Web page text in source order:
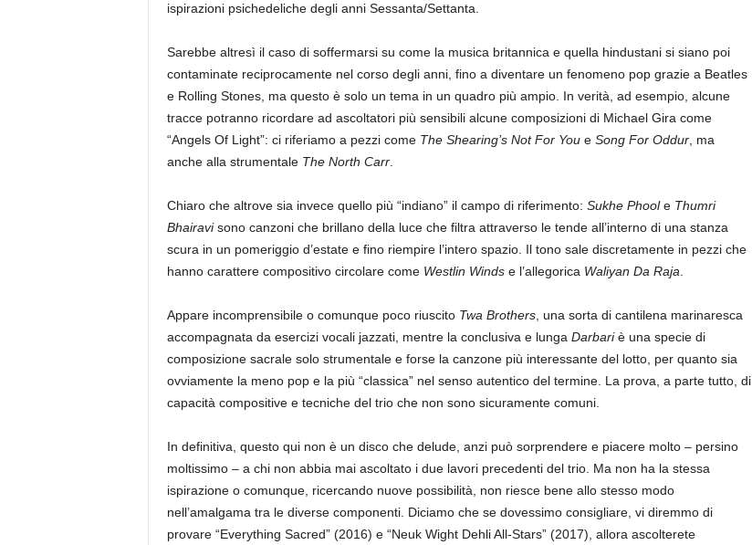
ispirazioni psichedeliche degli anni Sessanta/Settanta.
Sarebbe altresì il caso di soffermarsi su come la musica britannica e quella hindustani si siano poi
contaminate reciprocamente nel corso degli anni, fino a diventare un fenomeno pop grazie a Beatles
e Rolling Stones, ma questo è solo un tema in un quadro più ampio. In verità, ad esempio, alcune
tracce potranno ricordare ad ascoltatori più sensibili alcune composizioni di Michael Gira come
“Angels Of Light”: ci riferiamo a pezzi come The Shearing’s Not For Youe Song For Oddur, ma
anche alla strumentale The North Carr.
Chiaro che altrove sia invece quello più “indiano” il campo di riferimento: Sukhe Phoole Thumri
Bhairavisono canzoni che brillano della luce che filtra attraverso le tende all’interno di una stanza
scura in un pomeriggio d’estate e fino riempire l’intero spazio. Il tono sale discretamente in pezzi che
hanno carattere compositivo circolare come Westlin Windse l’allegorica Waliyan Da Raja
Appare incomprensibile o comunque poco riuscito Twa Brothers, una sorta di cantilena marinaresca
accompagnata da esercizi vocali jazzati, mentre la conclusiva e lunga Darbariè una specie di
composizione sacrale solo strumentale e forse la canzone più interessante del lotto, per quanto sia
ovviamente la meno pop e la più “classica” nel senso autentico del termine. La prova, a parte tutto, di
capacità compositive e tecniche del trio che non sono sicuramente comuni.
In definitiva, questo qui non è un disco che delude, anzi può sorprendere e piacere molto – persino
moltissimo – a chi non abbia mai ascoltato i due lavori precedenti del trio. Ma non ha la stessa
ispirazione o comunque, ricercando nuove possibilità, non riesce bene allo stesso modo
nell’amalgama tra le diverse componenti. Diciamo che se dovessimo consigliare, vi diremmo di
provare “Everything Sacred” (2016) e “Neuk Wight Dehli All-Stars” (2017), allora ascolterete